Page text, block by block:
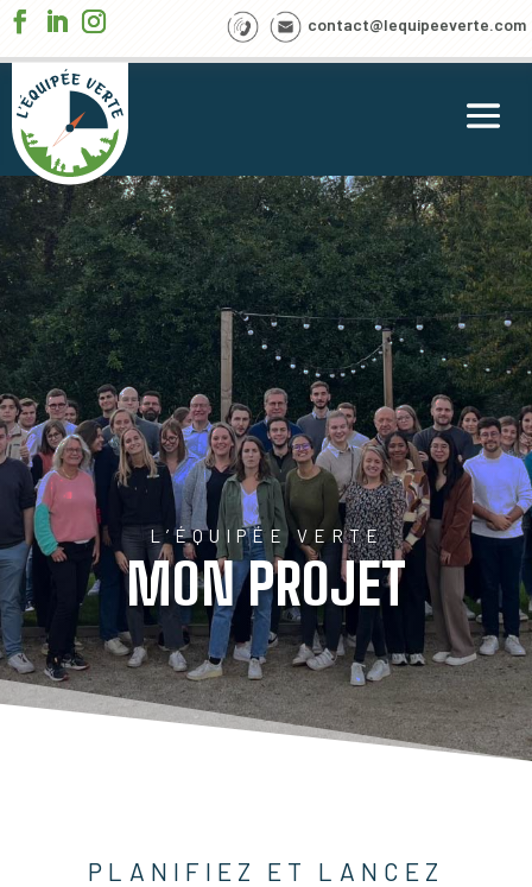
contact@lequipeeverte.com
L’ÉQUIPÉE VERTE
MON PROJET
PLANIFIEZ ET LANCEZ